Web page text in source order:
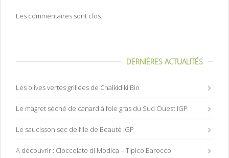
Les commentaires sont clos.
DERNIÈRES ACTUALITÉS
Les olives vertes grillées de Chalkidiki Bio
Le magret séché de canard à foie gras du Sud Ouest IGP
Le saucisson sec de l’Ile de Beauté IGP
A découvrir : Cioccolato di Modica – Tipico Barocco